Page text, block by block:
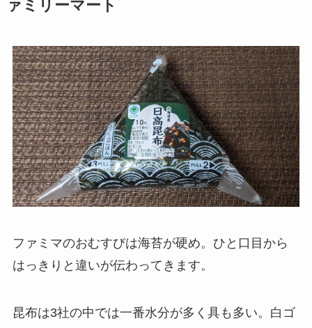
ァミリーマート
ファミマのおむすびは海苔が硬め。ひと口目から
はっきりと違いが伝わってきます。
昆布は3社の中では一番水分が多く具も多い。白ゴ